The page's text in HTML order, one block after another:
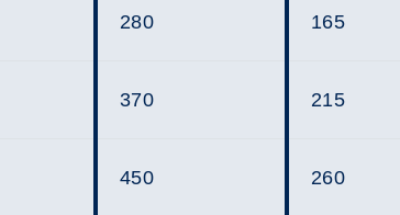
280 165
370 215
450 260